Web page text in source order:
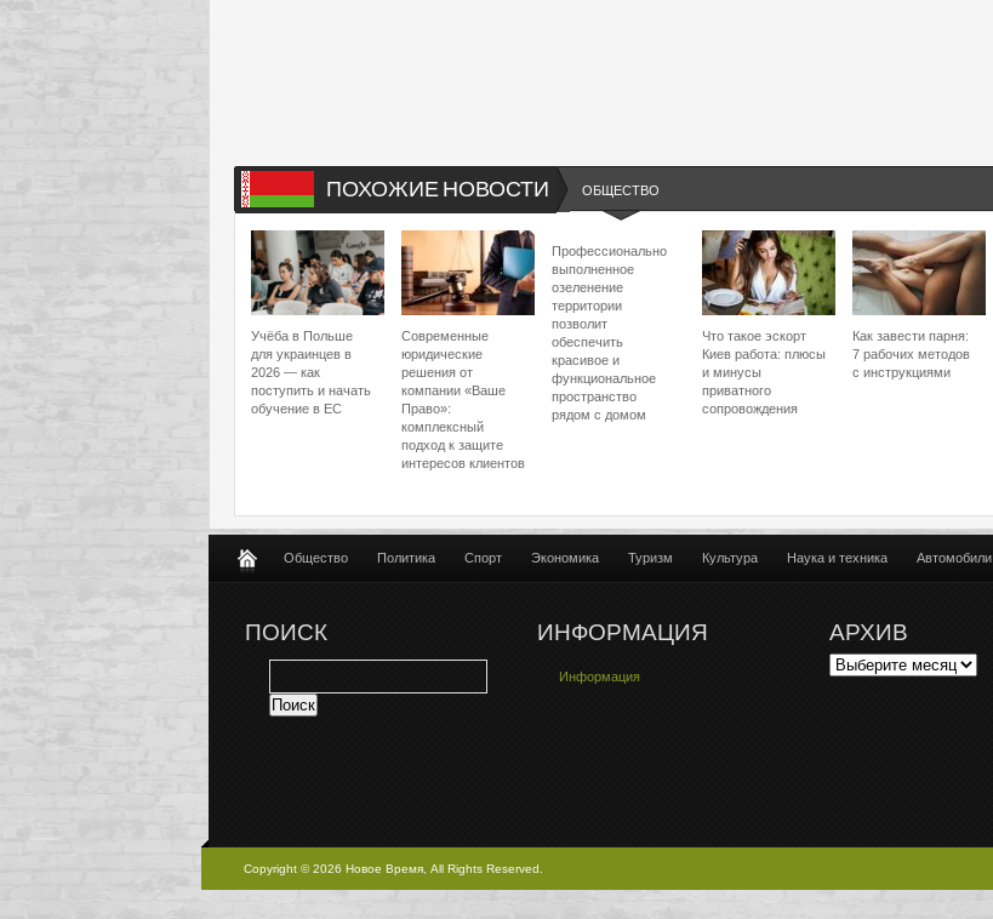
ПОХОЖИЕ НОВОСТИ ОБЩЕСТВО
Учёба в Польше
для украинцев в
2026 — как
поступить и начать
обучение в ЕС
Современные
юридические
решения от
компании «Ваше
Право»:
комплексный
подход к защите
интересов клиентов
Профессионально
выполненное
озеленение
территории
позволит
обеспечить
красивое и
функциональное
пространство
рядом с домом
Что такое эскорт
Киев работа: плюсы
и минусы
приватного
сопровождения
Как завести парня:
7 рабочих методов
с инструкциями
Общество Политика Спорт Экономика Туризм Культура Наука и техника Автомобили
ПОИСК ИНФОРМАЦИЯ
Информация
АРХИВ
Copyright © 2026 Новое Время, All Rights Reserved.